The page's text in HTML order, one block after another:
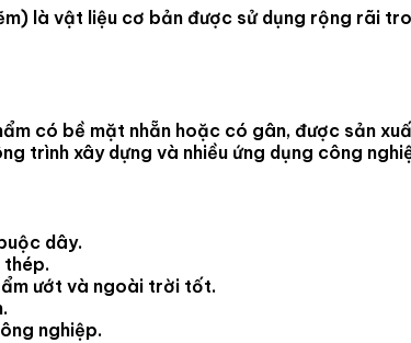
) là vật liệu cơ bản được sử dụng rộng rãi
có bề mặt nhẵn hoặc có gân, được sản
trình xây dựng và nhiều ứng dụng công
dây.
thép.
ẩm ướt và ngoài trời tốt.
nghiệp.